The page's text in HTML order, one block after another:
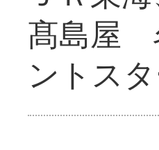
髙島屋
ントス